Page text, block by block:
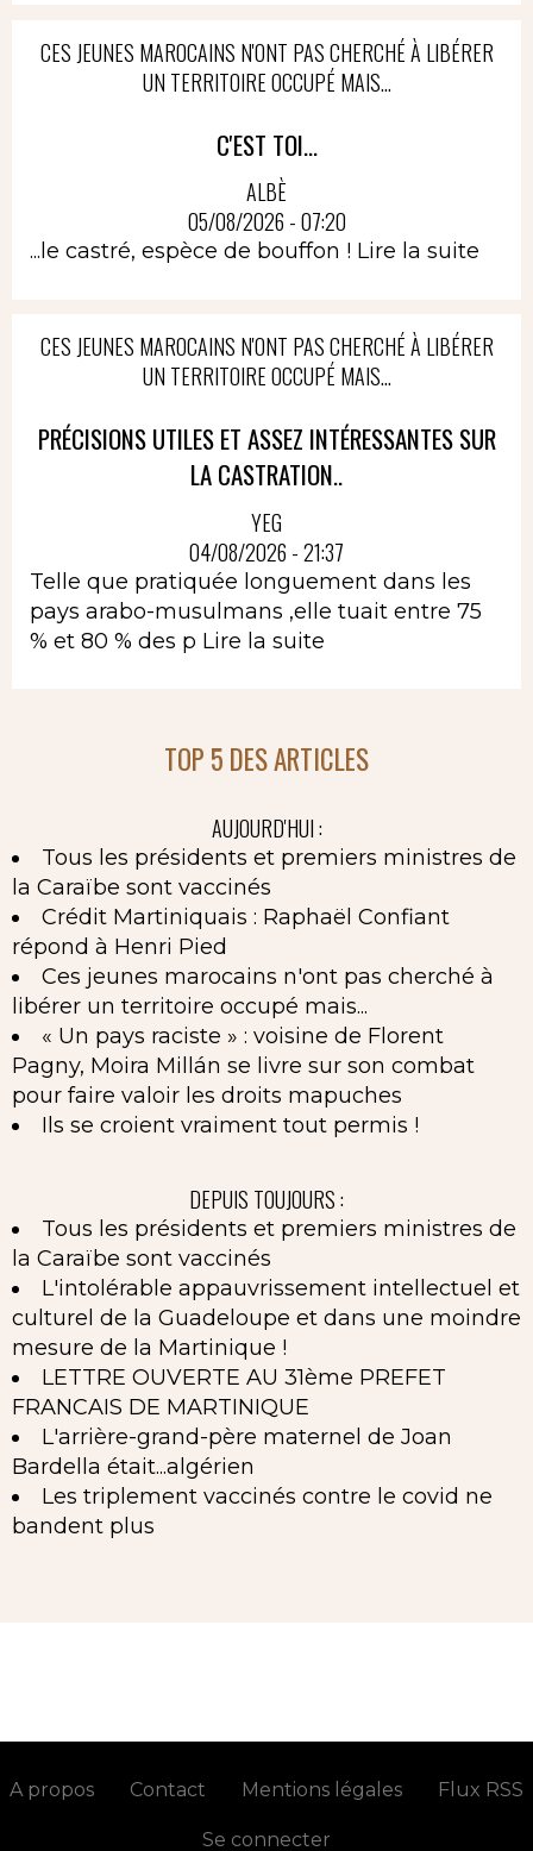
CES JEUNES MAROCAINS N'ONT PAS CHERCHÉ À LIBÉRER
UN TERRITOIRE OCCUPÉ MAIS...
C'EST TOI...
ALBÈ
05/08/2026 - 07:20
...le castré, espèce de bouffon ! Lire la suite
CES JEUNES MAROCAINS N'ONT PAS CHERCHÉ À LIBÉRER
UN TERRITOIRE OCCUPÉ MAIS...
PRÉCISIONS UTILES ET ASSEZ INTÉRESSANTES SUR
LA CASTRATION..
YEG
04/08/2026 - 21:37
Telle que pratiquée longuement dans les
pays arabo-musulmans ,elle tuait entre 75
% et 80 % des p Lire la suite
TOP 5 DES ARTICLES
AUJOURD'HUI :
Tous les présidents et premiers ministres de
la Caraïbe sont vaccinés
Crédit Martiniquais : Raphaël Confiant
répond à Henri Pied
Ces jeunes marocains n'ont pas cherché à
libérer un territoire occupé mais...
« Un pays raciste » : voisine de Florent
Pagny, Moira Millán se livre sur son combat
pour faire valoir les droits mapuches
Ils se croient vraiment tout permis !
DEPUIS TOUJOURS :
Tous les présidents et premiers ministres de
la Caraïbe sont vaccinés
L'intolérable appauvrissement intellectuel et
culturel de la Guadeloupe et dans une moindre
mesure de la Martinique !
LETTRE OUVERTE AU 31ème PREFET
FRANCAIS DE MARTINIQUE
L'arrière-grand-père maternel de Joan
Bardella était...algérien
Les triplement vaccinés contre le covid ne
bandent plus
A propos Contact Mentions légales Flux RSS
Se connecter